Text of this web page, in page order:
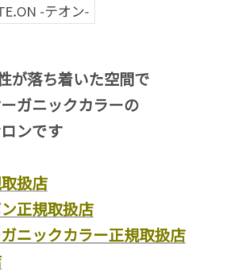
-テオン-
が落ち着いた空間で
ガニックカラーの
ンです
扱店
正規取扱店
ニックカラー正規取扱店